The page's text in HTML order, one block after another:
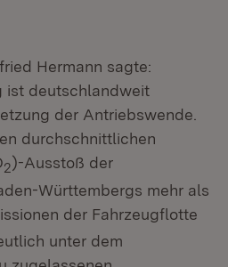
Hermann sagte:
ist deutschlandweit
der Antriebswende.
durchschnittlichen
2)-Ausstoß der
Württembergs mehr als
der Fahrzeugflotte
unter dem